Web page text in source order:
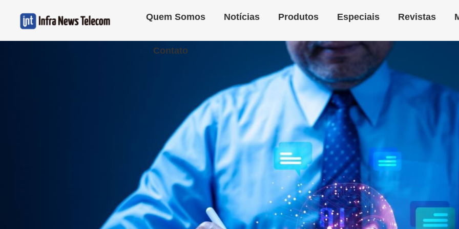
Quem Somos Notícias Produtos Especiais Revistas
Contato